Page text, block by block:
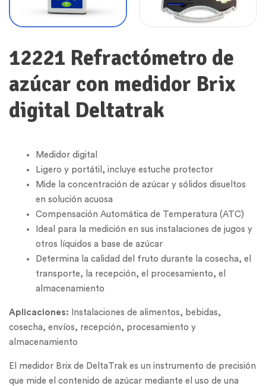
12221 Refractómetro de
azúcar con medidor Brix
digital Deltatrak
Medidor digital
Ligero y portátil, incluye estuche protector
Mide la concentración de azúcar y sólidos disueltos
en solución acuosa
Compensación Automática de Temperatura (ATC)
Ideal para la medición en sus instalaciones de jugos y
otros líquidos a base de azúcar
Determina la calidad del fruto durante la cosecha, el
transporte, la recepción, el procesamiento, el
almacenamiento
Aplicaciones: Instalaciones de alimentos, bebidas,
cosecha, envíos, recepción, procesamiento y
almacenamiento
El medidor Brix de DeltaTrak es un instrumento de precisión
que mide el contenido de azúcar mediante el uso de una